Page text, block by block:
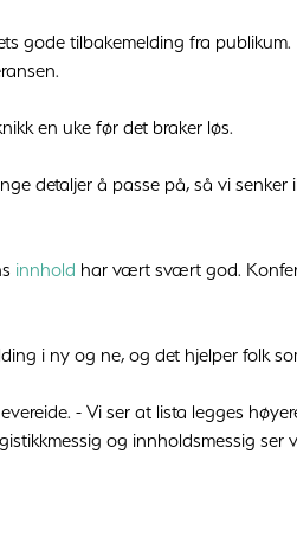
gode tilbakemelding fra publikum.
en uke før det braker løs.
detaljer å passe på, så vi senker
innhold har vært svært god.
i ny og ne, og det hjelper folk
- Vi ser at lista legges
og innholdsmessig